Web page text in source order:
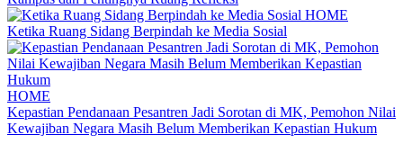
HOME
Ketika Ruang Sidang Berpindah ke Media Sosial
HOME
Kepastian Pendanaan Pesantren Jadi Sorotan di MK, Pemohon Nilai
Kewajiban Negara Masih Belum Memberikan Kepastian Hukum